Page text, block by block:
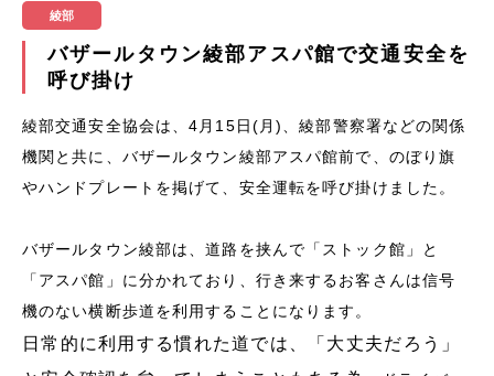
綾部
バザールタウン綾部アスパ館で交通安全を
呼び掛け
綾部交通安全協会は、4月15日(月)、綾部警察署などの関係
機関と共に、バザールタウン綾部アスパ館前で、のぼり旗
やハンドプレートを掲げて、安全運転を呼び掛けました。
バザールタウン綾部は、道路を挟んで「ストック館」と
「アスパ館」に分かれており、行き来するお客さんは信号
機のない横断歩道を利用することになります。
日常的に利用する慣れた道では、「大丈夫だろう」